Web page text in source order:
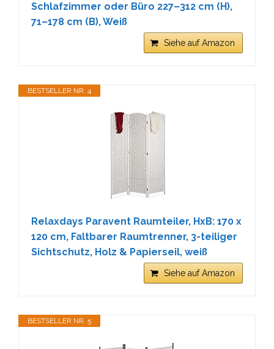
Schlafzimmer oder Büro 227–312 cm (H),
71–178 cm (B), Weiß
Siehe auf Amazon
BESTSELLER NR. 4
Relaxdays Paravent Raumteiler, HxB: 170 x
120 cm, Faltbarer Raumtrenner, 3-teiliger
Sichtschutz, Holz & Papierseil, weiß
Siehe auf Amazon
BESTSELLER NR. 5